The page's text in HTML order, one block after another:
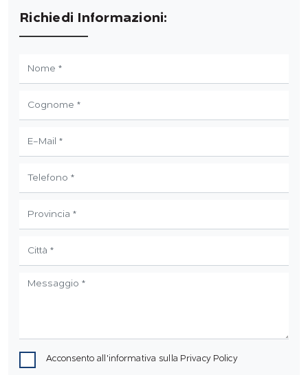
Richiedi Informazioni:
Acconsento all'informativa sulla Privacy Policy